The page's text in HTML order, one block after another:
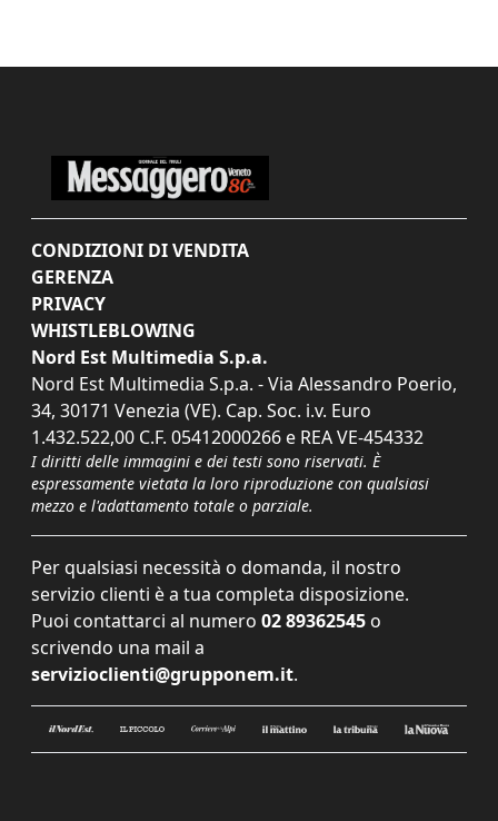
CONDIZIONI DI VENDITA
GERENZA
PRIVACY
WHISTLEBLOWING
Nord Est Multimedia S.p.a.
Nord Est Multimedia S.p.a. - Via Alessandro Poerio,
34, 30171 Venezia (VE). Cap. Soc. i.v. Euro
1.432.522,00 C.F. 05412000266 e REA VE-454332
I diritti delle immagini e dei testi sono riservati. È
espressamente vietata la loro riproduzione con qualsiasi
mezzo e l'adattamento totale o parziale.
Per qualsiasi necessità o domanda, il nostro
servizio clienti è a tua completa disposizione.
Puoi contattarci al numero 02 89362545 o
scrivendo una mail a
servizioclienti@grupponem.it.